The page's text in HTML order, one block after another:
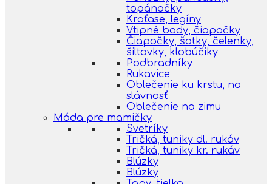
topánočky
Kraťase, legíny
Vtipné body, čiapočky
Čiapočky, šatky, čelenky,
šiltovky, klobúčiky
Podbradníky
Rukavice
Oblečenie ku krstu, na
slávnosť
Oblečenie na zimu
Móda pre mamičky
Svetríky
Tričká, tuniky dl. rukáv
Tričká, tuniky kr. rukáv
Blúzky
Blúzky